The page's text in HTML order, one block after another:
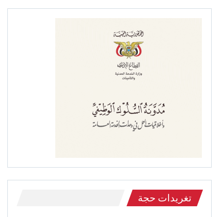
تغريدات حجة